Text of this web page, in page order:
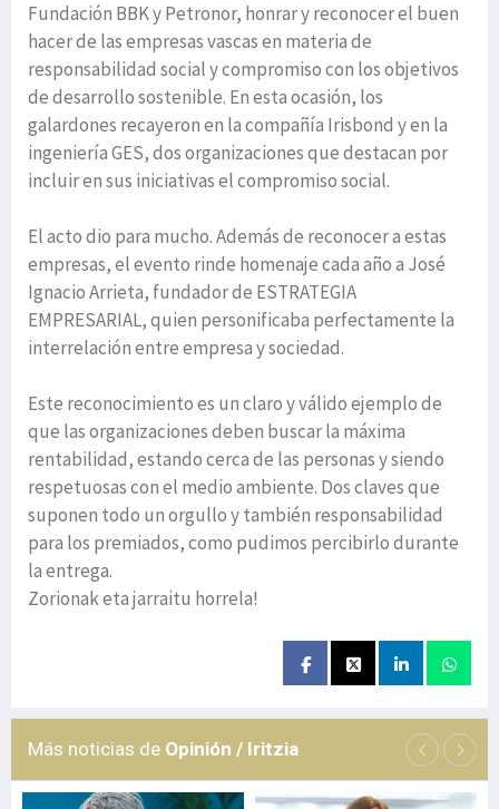
Fundación BBK y Petronor, honrar y reconocer el buen
hacer de las empresas vascas en materia de
responsabilidad social y compromiso con los objetivos
de desarrollo sostenible. En esta ocasión, los
galardones recayeron en la compañía Irisbond y en la
ingeniería GES, dos organizaciones que destacan por
incluir en sus iniciativas el compromiso social.
El acto dio para mucho. Además de reconocer a estas
empresas, el evento rinde homenaje cada año a José
Ignacio Arrieta, fundador de ESTRATEGIA
EMPRESARIAL, quien personificaba perfectamente la
interrelación entre empresa y sociedad.
Este reconocimiento es un claro y válido ejemplo de
que las organizaciones deben buscar la máxima
rentabilidad, estando cerca de las personas y siendo
respetuosas con el medio ambiente. Dos claves que
suponen todo un orgullo y también responsabilidad
para los premiados, como pudimos percibirlo durante
la entrega.
Zorionak eta jarraitu horrela!
Más noticias de Opinión / Iritzia